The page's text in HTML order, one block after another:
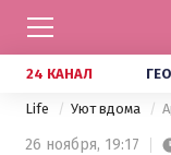
24 КАНАЛ
Life Уют вдома
26 ноября, 19:17